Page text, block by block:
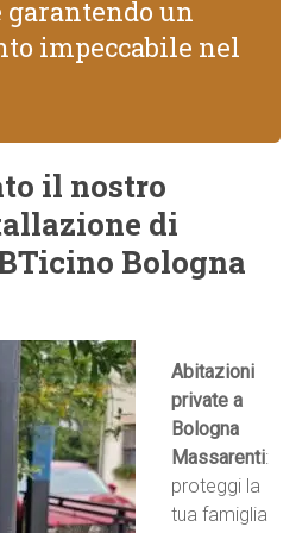
un
impeccabile nel
il nostro
di
Bologna
Abitazioni
private a
Bologna
Massarenti:
proteggi la
tua famiglia